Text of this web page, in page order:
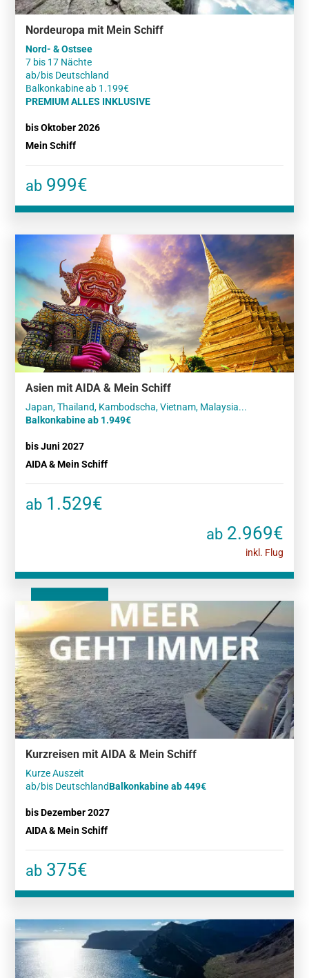
Nordeuropa mit Mein Schiff
Nord- & Ostsee
7 bis 17 Nächte
ab/bis Deutschland
PREMIUM ALLES INKLUSIVE
bis Oktober 2026
Mein Schiff
ab 999€
Asien mit AIDA & Mein Schiff
Balkonkabine ab 1.949€
bis Juni 2027
AIDA & Mein Schiff
ab 1.529€
ab2.969€
inkl. Flug
Kurzreisen mit AIDA & Mein Schiff
Kurze Auszeit
ab/bis DeutschlandBalkonkabine ab 449€
bis Dezember 2027
AIDA & Mein Schiff
ab 375€